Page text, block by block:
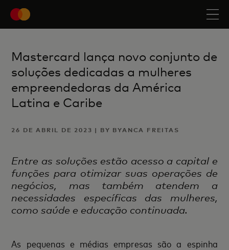
Mastercard lança novo conjunto de
soluções dedicadas a mulheres
empreendedoras da América
Latina e Caribe
26 DE ABRIL DE 2023 | BY BYANCA FREITAS
Entre as soluções estão acesso a capital e
funções para otimizar suas operações de
negócios, mas também atendem a
necessidades específicas das mulheres,
como saúde e educação continuada.
As pequenas e médias empresas são a espinha